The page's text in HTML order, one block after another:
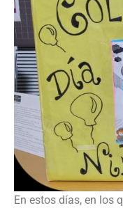
En estos días, en los